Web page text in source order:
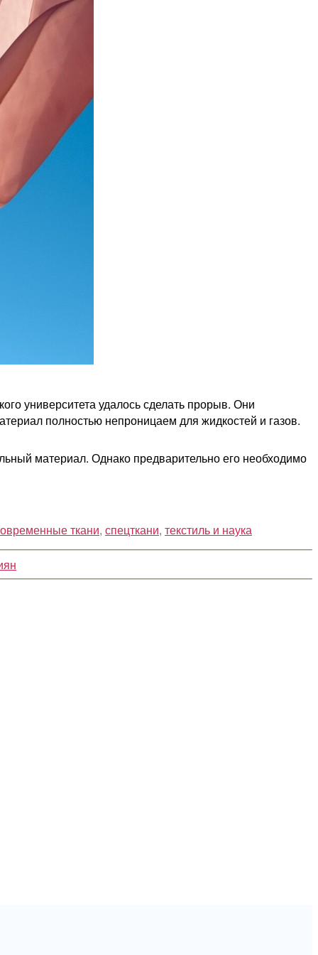
университета удалось сделать прорыв. Они
полностью непроницаем для жидкостей и газов.
материал. Однако предварительно его необходимо
ткани, спецткани, текстиль и наука